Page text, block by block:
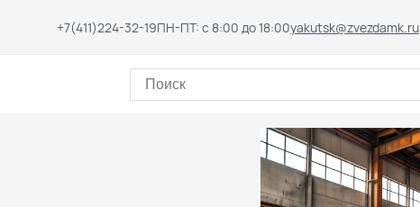
+7(411)224-32-19ПН-ПТ: с 8:00 до 18:00yakutsk@zvezdamk.ru